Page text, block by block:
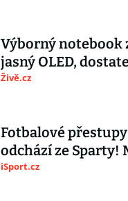
Výborný notebook
jasný OLED,
Živě.cz
Fotbalové
odchází ze Sparty!
iSport.cz